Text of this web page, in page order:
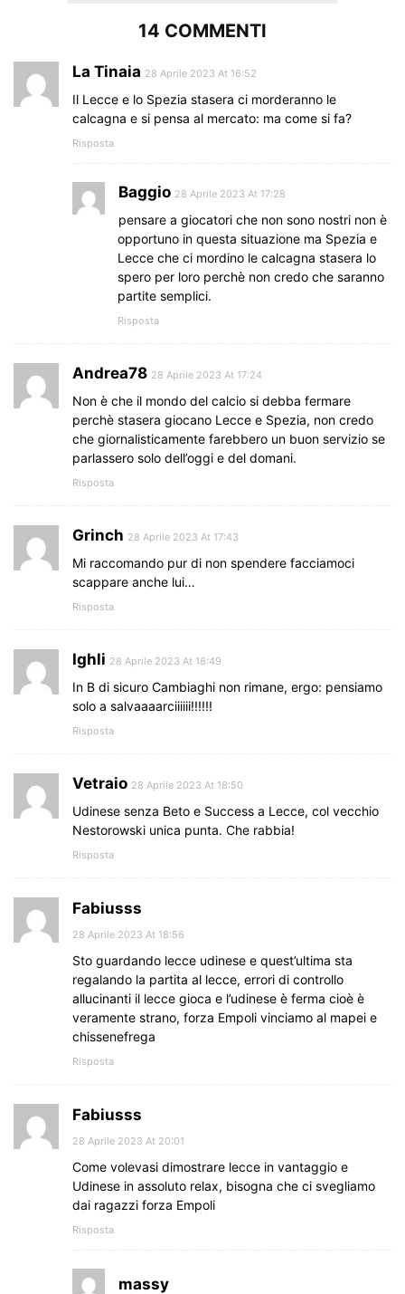
14 COMMENTI
La Tinaia 28 Aprile 2023 At 16:52
Il Lecce e lo Spezia stasera ci morderanno le
calcagna e si pensa al mercato: ma come si fa?
Risposta
Baggio 28 Aprile 2023 At 17:28
pensare a giocatori che non sono nostri non è
opportuno in questa situazione ma Spezia e
Lecce che ci mordino le calcagna stasera lo
spero per loro perchè non credo che saranno
partite semplici.
Risposta
Andrea78 28 Aprile 2023 At 17:24
Non è che il mondo del calcio si debba fermare
perchè stasera giocano Lecce e Spezia, non credo
che giornalisticamente farebbero un buon servizio se
parlassero solo dell’oggi e del domani.
Risposta
Grinch 28 Aprile 2023 At 17:43
Mi raccomando pur di non spendere facciamoci
scappare anche lui…
Risposta
Ighli 28 Aprile 2023 At 18:49
In B di sicuro Cambiaghi non rimane, ergo: pensiamo
solo a salvaaaarciiiiii!!!!!!
Risposta
Vetraio 28 Aprile 2023 At 18:50
Udinese senza Beto e Success a Lecce, col vecchio
Nestorowski unica punta. Che rabbia!
Risposta
Fabiusss
28 Aprile 2023 At 18:56
Sto guardando lecce udinese e quest’ultima sta
regalando la partita al lecce, errori di controllo
allucinanti il lecce gioca e l’udinese è ferma cioè è
veramente strano, forza Empoli vinciamo al mapei e
chissenefrega
Risposta
Fabiusss
28 Aprile 2023 At 20:01
Come volevasi dimostrare lecce in vantaggio e
Udinese in assoluto relax, bisogna che ci svegliamo
dai ragazzi forza Empoli
Risposta
massy